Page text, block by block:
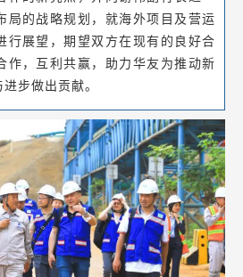
局的战略规划，就海外项目及营运
行展望，期望双方在现有的良好合
作，互利共赢，助力华友为推动新
步做出贡献。